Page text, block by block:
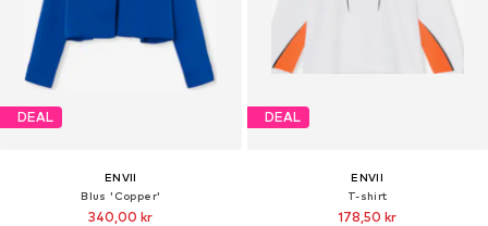
DEAL
ENVII
Blus 'Copper'
340,00 kr
DEAL
ENVII
T-shirt
178,50 kr